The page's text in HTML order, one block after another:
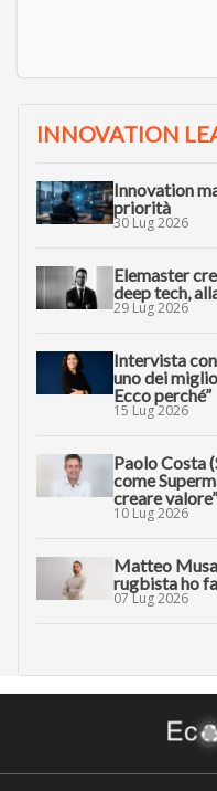
INNOVATION
Innovation
priorità
30 Lug 2026
Elemaster
deep tech,
29 Lug 2026
Intervista con
uno dei
Ecco perché”
15 Lug 2026
Paolo Costa
come
creare valore”
10 Lug 2026
Matteo
rugbista ho
07 Lug 2026